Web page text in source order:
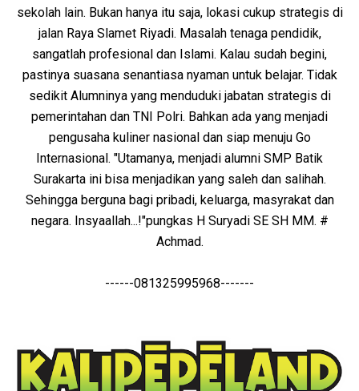
sekolah lain. Bukan hanya itu saja, lokasi cukup strategis di
jalan Raya Slamet Riyadi. Masalah tenaga pendidik,
sangatlah profesional dan Islami. Kalau sudah begini,
pastinya suasana senantiasa nyaman untuk belajar. Tidak
sedikit Alumninya yang menduduki jabatan strategis di
pemerintahan dan TNI Polri. Bahkan ada yang menjadi
pengusaha kuliner nasional dan siap menuju Go
Internasional. "Utamanya, menjadi alumni SMP Batik
Surakarta ini bisa menjadikan yang saleh dan salihah.
Sehingga berguna bagi pribadi, keluarga, masyrakat dan
negara. Insyaallah...!"pungkas H Suryadi SE SH MM. #
Achmad.
------081325995968-------